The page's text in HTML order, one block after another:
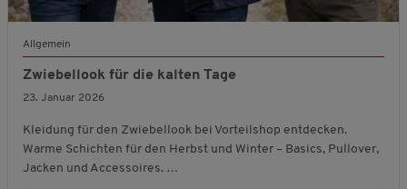
Allgemein
Zwiebellook für die kalten Tage
23. Januar 2026
Kleidung für den Zwiebellook bei Vorteilshop entdecken.
Warme Schichten für den Herbst und Winter – Basics, Pullover,
Jacken und Accessoires. …